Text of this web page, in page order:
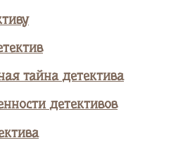
тайна детектива
детективов